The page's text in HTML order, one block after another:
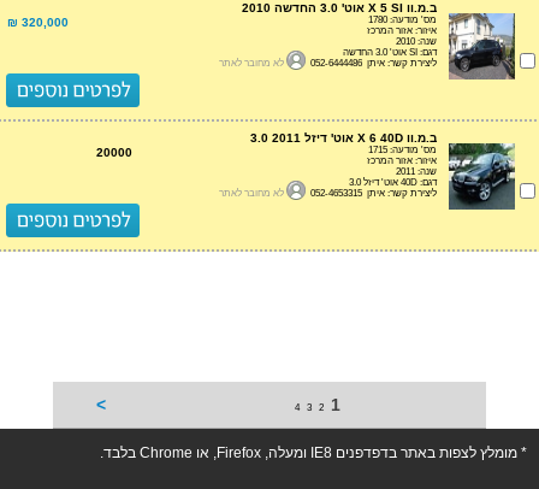
ב.מ.וו X 5 SI אוט' 3.0 החדשה 2010
מס' מודעה: 1780
איזור: אזור המרכז
שנה: 2010
דגם: SI אוט' 3.0 החדשה
ליצירת קשר: איתן 052-6444486
לא מחובר לאתר
320,000 ₪
ב.מ.וו X 6 40D אוט' דיזל 3.0 2011
מס' מודעה: 1715
איזור: אזור המרכז
שנה: 2011
דגם: 40D אוט' דיזל 3.0
ליצירת קשר: איתן 052-4653315
לא מחובר לאתר
20000
1
2
3
4
>
* מומלץ לצפות באתר בדפדפנים IE8 ומעלה, Firefox, או Chrome בלבד.